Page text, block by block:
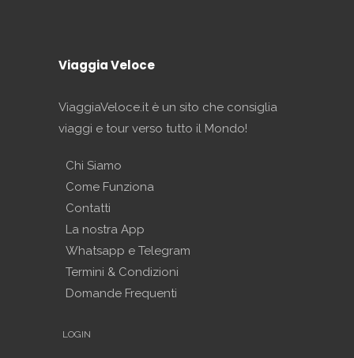
Viaggia Veloce
ViaggiaVeloce.it è un sito che consiglia
viaggi e tour verso tutto il Mondo!
Chi Siamo
Come Funziona
Contatti
La nostra App
Whatsapp e Telegram
Termini & Condizioni
Domande Frequenti
LOGIN